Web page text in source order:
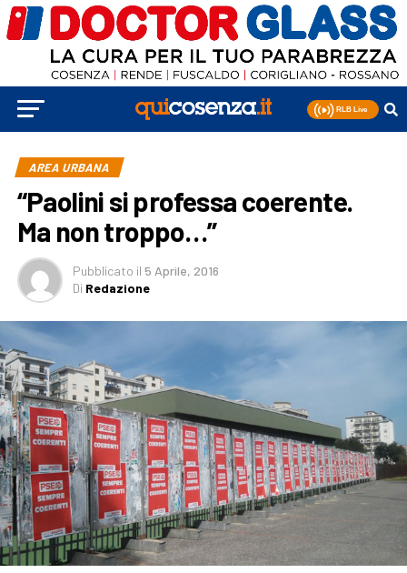
AREA URBANA
“Paolini si professa coerente.
Ma non troppo…”
Pubblicato il 5 Aprile, 2016
Di Redazione